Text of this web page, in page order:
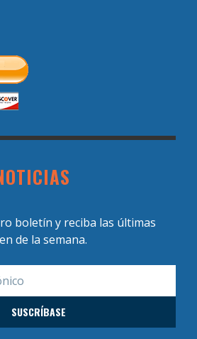
boletín y reciba las últimas
de la semana.